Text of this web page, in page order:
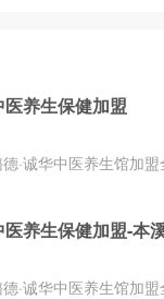
医养生保健加盟
·诚华中医养生馆加
医养生保健加盟-本
·诚华中医养生馆加